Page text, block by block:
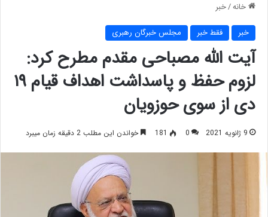
خانه/خبر
خبر فقط خبر مجلس خبرگان رهبری
آیت الله مصباحی مقدم مطرح کرد:
لزوم حفظ و پاسداشت اهداف قیام ۱۹
دی از سوی حوزویان
9 ژانویه 2021 0
181 خواندن این مطلب 2 دقیقه زمان میبرد